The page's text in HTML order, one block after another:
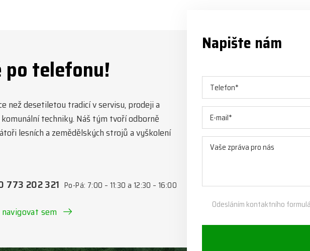
po telefonu!
než desetiletou tradicí v servisu, prodeji a
techniky. Náš tým tvoří odborně
lesních a zemědělských strojů a vyškolení
773 202 321 Po-Pá: 7:00 – 11:30 a 12:30 – 16:00
navigovat sem
Napište nám
Odesláním kontaktního